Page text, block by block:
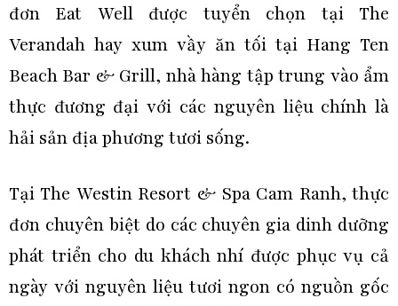
đơn Eat Well được tuyển chọn tại The
Verandah hay xum vầy ăn tối tại Hang Ten
Beach Bar & Grill, nhà hàng tập trung vào ẩm
thực đương đại với các nguyên liệu chính là
hải sản địa phương tươi sống.
Tại The Westin Resort & Spa Cam Ranh, thực
đơn chuyên biệt do các chuyên gia dinh dưỡng
phát triển cho du khách nhí được phục vụ cả
ngày với nguyên liệu tươi ngon có nguồn gốc